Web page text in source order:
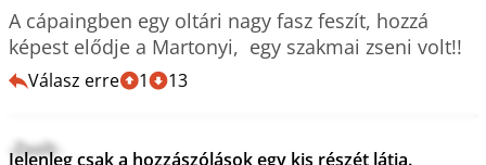
A cápaingben egy oltári nagy fasz feszít, hozzá
képest elődje a Martonyi,  egy szakmai zseni volt!!
Válasz erre 1 13
-Zsolt-
Jelenleg csak a hozzászólások egy kis részét látja.